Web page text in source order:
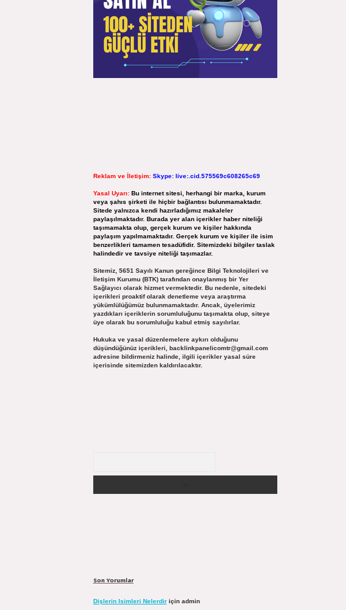
Reklam ve İletişim: Skype: live:.cid.575569c608265c69
Yasal Uyarı: Bu internet sitesi, herhangi bir marka, kurum
veya şahıs şirketi ile hiçbir bağlantısı bulunmamaktadır.
Sitede yalnızca kendi hazırladığımız makaleler
paylaşılmaktadır. Burada yer alan içerikler haber niteliği
taşımamakta olup, gerçek kurum ve kişiler hakkında
paylaşım yapılmamaktadır. Gerçek kurum ve kişiler ile isim
benzerlikleri tamamen tesadüfidir. Sitemizdeki bilgiler taslak
halindedir ve tavsiye niteliği taşımazlar.
Sitemiz, 5651 Sayılı Kanun gereğince Bilgi Teknolojileri ve
İletişim Kurumu (BTK) tarafından onaylanmış bir Yer
Sağlayıcı olarak hizmet vermektedir. Bu nedenle, sitedeki
içerikleri proaktif olarak denetleme veya araştırma
yükümlülüğümüz bulunmamaktadır. Ancak, üyelerimiz
yazdıkları içeriklerin sorumluluğunu taşımakta olup, siteye
üye olarak bu sorumluluğu kabul etmiş sayılırlar.
Hukuka ve yasal düzenlemelere aykırı olduğunu
düşündüğünüz içerikleri, backlinkpanelicomtr@gmail.com
adresine bildirmeniz halinde, ilgili içerikler yasal süre
içerisinde sitemizden kaldırılacaktır.
Son Yorumlar
Dişlerin Isimleri Nelerdiriçin admin